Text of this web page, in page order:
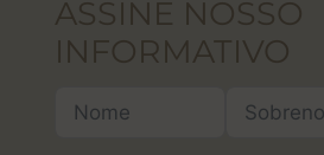
ASSINE NOSSO
INFORMATIVO